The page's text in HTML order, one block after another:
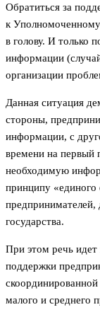
Обратиться за
к
в голову. И только
информации
организации
Данная ситуация
стороны,
информации, с
времени на первый
необходимую
принципу
предпринимателей,
государства.
При этом речь идет
поддержки
малого и среднего